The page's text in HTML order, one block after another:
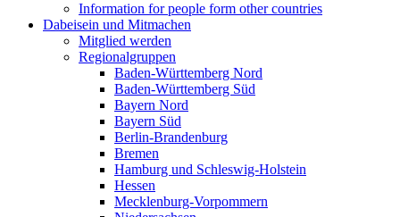
Information for people form other countries
Dabeisein und Mitmachen
Mitglied werden
Regionalgruppen
Baden-Württemberg Nord
Baden-Württemberg Süd
Bayern Nord
Bayern Süd
Berlin-Brandenburg
Bremen
Hamburg und Schleswig-Holstein
Hessen
Mecklenburg-Vorpommern